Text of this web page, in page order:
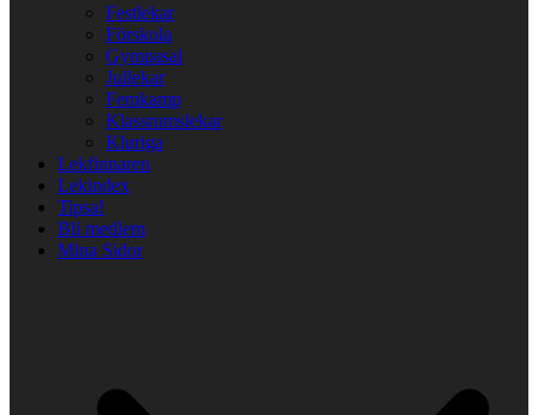
Festlekar
Förskola
Gympasal
Jullekar
Femkamp
Klassrumslekar
Kluriga
Lekfinnaren
Lekindex
Tipsa!
Bli medlem
Mina Sidor